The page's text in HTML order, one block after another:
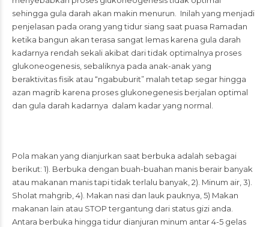
sehingga gula darah akan makin menurun. Inilah yang menjadi
penjelasan pada orang yang tidur siang saat puasa Ramadan
ketika bangun akan terasa sangat lemas karena gula darah
kadarnya rendah sekali akibat dari tidak optimalnya proses
glukoneogenesis, sebaliknya pada anak-anak yang
beraktivitas fisik atau “ngabuburit” malah tetap segar hingga
azan magrib karena proses glukonegenesis berjalan optimal
dan gula darah kadarnya dalam kadar yang normal.
Pola makan yang dianjurkan saat berbuka adalah sebagai
berikut: 1). Berbuka dengan buah-buahan manis berair banyak
atau makanan manis tapi tidak terlalu banyak, 2). Minum air, 3).
Sholat mahgrib, 4). Makan nasi dan lauk pauknya, 5) Makan
makanan lain atau STOP tergantung dari status gizi anda.
Antara berbuka hingga tidur dianjuran minum antar 4-5 gelas